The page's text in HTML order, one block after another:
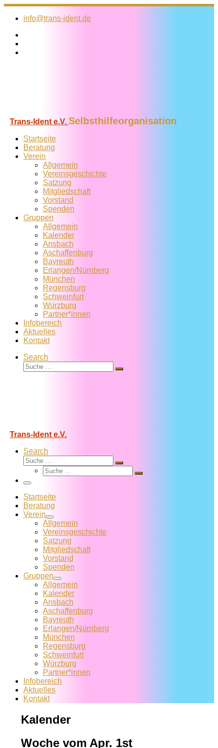
Zum
Inhalt
info@trans-ident.de
Trans-Ident e.V. Selbsthilfeorganisation
Startseite
Beratung
Verein
Allgemein
Vereins­geschichte
Satzung
Mitglied­schaft
Vorstand
Spenden
Gruppen
Allgemein
Kalender
Ansbach
Aschaffenburg
Bayreuth
Erlangen/Nürnberg
München
Regensburg
Schweinfurt
Würzburg
Partner*innen
Infobereich
Aktuelles
Kontakt
Search
Suche
Suche
Trans-Ident e.V.
Search
Suche
Suche
Suche
Suche
Menü
Startseite
Beratung
Verein
Allgemein
Vereins­geschichte
Satzung
Mitglied­schaft
Vorstand
Spenden
Gruppen
Allgemein
Kalender
Ansbach
Aschaffenburg
Bayreuth
Erlangen/Nürnberg
München
Regensburg
Schweinfurt
Würzburg
Partner*innen
Infobereich
Aktuelles
Kontakt
Kalender
Woche vom Apr. 1st